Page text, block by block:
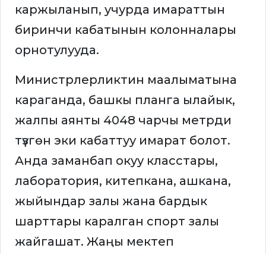
каржыланып, учурда имараттын
биринчи кабатынын колонналары
орнотулууда.
Министрлерликтин маалыматына
караганда, башкы планга ылайык,
жалпы аянты 4048 чарчы метрди
түзгөн эки кабаттуу имарат болот.
Анда заманбап окуу класстары,
лаборатория, китепкана, ашкана,
жыйындар залы жана бардык
шарттары каралган спорт залы
жайгашат. Жаңы мектеп